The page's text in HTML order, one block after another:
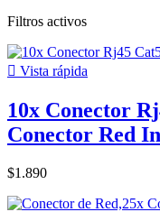
Filtros activos
 Vista rápida
10x Conector
Conector Red
$1.890